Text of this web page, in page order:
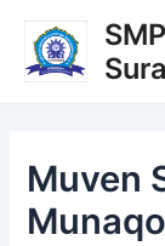
konten
Muven
navigation